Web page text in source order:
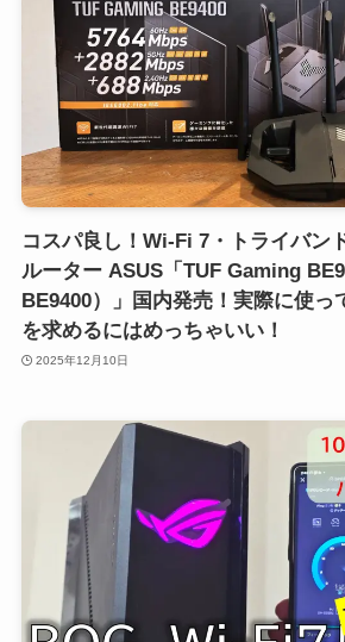
コスパ良し！Wi-Fi 7・トライバン
ルーター ASUS「TUF Gaming
BE9400）」国内発売！実際に使っ
を求めるにはめっちゃいい！
2025年12月10日